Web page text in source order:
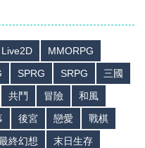
Live2D
MMORPG
SPRG SRPG
三國
共鬥 冒險
和風
後宮 戀愛
戰棋
終幻想
末日生存